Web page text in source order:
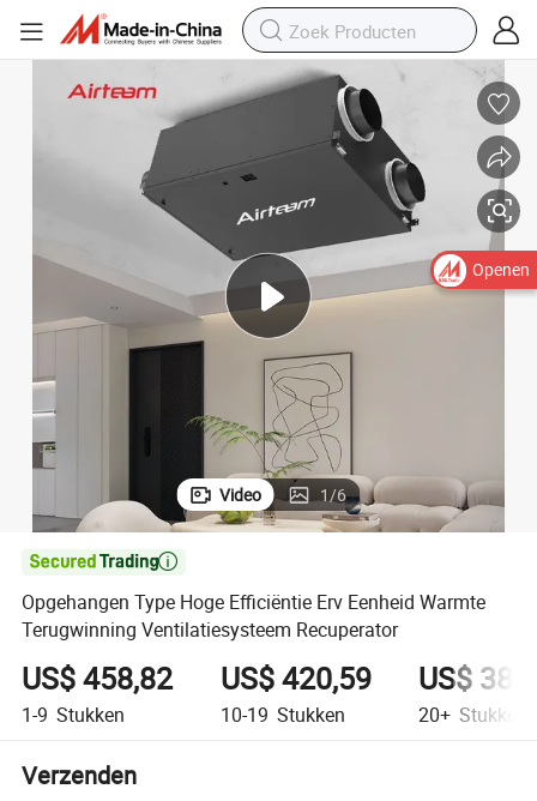
Video 1/6

Opgehangen Type Hoge Efficiëntie Erv Eenheid Warmte
Terugwinning Ventilatiesysteem Recuperator
US$ 458,82
1-9 Stukken
US$ 420,59
10-19 Stukken
US$
20+ Stukken
Verzenden
Openen